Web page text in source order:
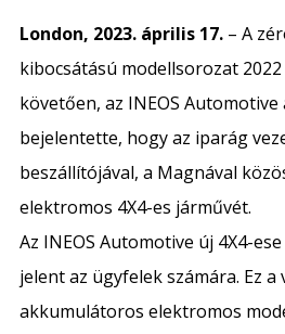
London, 2023. április 17. – A
kibocsátású modellsorozat
követően, az INEOS Automotive
bejelentette, hogy az iparág
beszállítójával, a Magnával
elektromos 4X4-es járművét.
Az INEOS Automotive új 4X4-
jelent az ügyfelek számára. Ez a
akkumulátoros elektromos